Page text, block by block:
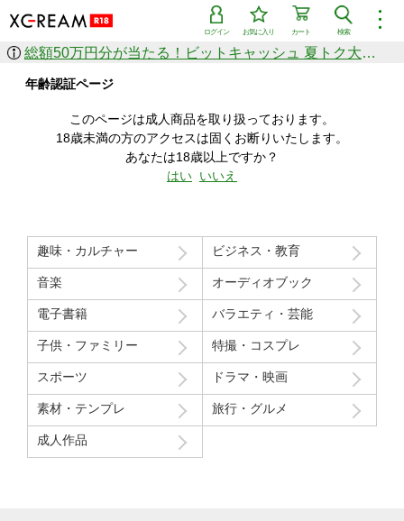
︙
検索
カート
お気に入り
ログイン
作品を探す
ジャンル
シリーズ
人気のセール中商品
新着セール中商品
すべての作品から探す
価格の安い順
価格の高い順
月間ランキング
年間ランキング
総額50万円分が当たる！ビットキャッシュ 夏トク大感謝祭
年齢認証ページ
このページは成人商品を取り扱っております。
18歳未満の方のアクセスは固くお断りいたします。
あなたは18歳以上ですか？
はい いいえ
趣味・カルチャー ビジネス・教育
音楽 オーディオブック
電子書籍 バラエティ・芸能
子供・ファミリー 特撮・コスプレ
スポーツ ドラマ・映画
素材・テンプレ 旅行・グルメ
成人作品